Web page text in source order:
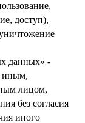
доступ),
данных» -
иным,
лицом,
без согласия
иного